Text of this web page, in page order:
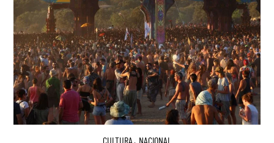
CULTURA , NACIONAL